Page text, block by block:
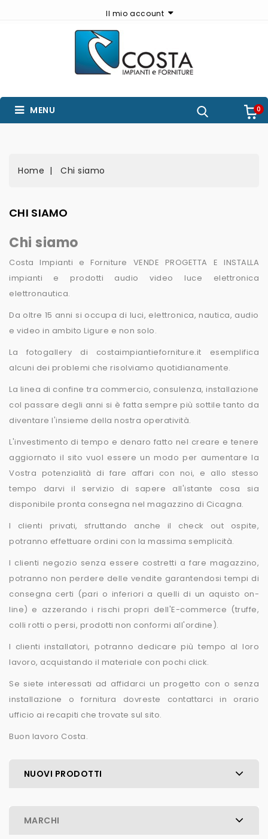
Il mio account
0
MENU
Home Chi siamo
CHI SIAMO
Chi siamo
Costa Impianti e Forniture VENDE PROGETTA E INSTALLA
impianti e prodotti audio video luce elettronica
elettronautica.
Da oltre 15 anni si occupa di luci, elettronica, nautica, audio
e video in ambito Ligure e non solo.
La fotogallery di costaimpiantieforniture.it esemplifica
alcuni dei problemi che risolviamo quotidianamente.
La linea di confine tra commercio, consulenza, installazione
col passare degli anni si è fatta sempre più sottile tanto da
diventare l'insieme della nostra operatività.
L'investimento di tempo e denaro fatto nel creare e tenere
aggiornato il sito vuol essere un modo per aumentare la
Vostra potenzialità di fare affari con noi, e allo stesso
tempo darvi il servizio di sapere all'istante cosa sia
disponibile pronta consegna nel magazzino di Cicagna.
I clienti privati, sfruttando anche il check out ospite,
potranno effettuare ordini con la massima semplicità.
I clienti negozio senza essere costretti a fare magazzino,
potranno non perdere delle vendite garantendosi tempi di
consegna certi (pari o inferiori a quelli di un aquisto on-
line) e azzerando i rischi propri dell'E-commerce (truffe,
colli rotti o persi, prodotti non conformi all'ordine).
I clienti installatori, potranno dedicare più tempo al loro
lavoro, acquistando il materiale con pochi click.
Se siete interessati ad affidarci un progetto con o senza
installazione o fornitura dovreste contattarci in orario
ufficio ai recapiti che trovate sul sito.
Buon lavoro Costa.
NUOVI PRODOTTI
MARCHI